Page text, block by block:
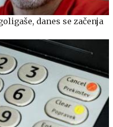
danes se začenja